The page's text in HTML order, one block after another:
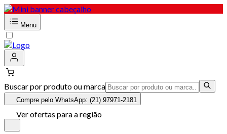
Menu
Buscar por produto ou marca
Compre pelo WhatsApp: (21) 97971-2181
Ver ofertas para a região